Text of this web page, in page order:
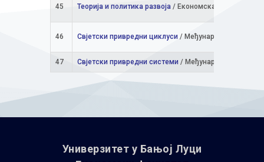
45 Теорија и политика развоја / Економска анализа и
46 Свјетски привредни циклуси / Међународна
47 Свјетски привредни системи / Међународна
Универзитет у Бањoj Луци